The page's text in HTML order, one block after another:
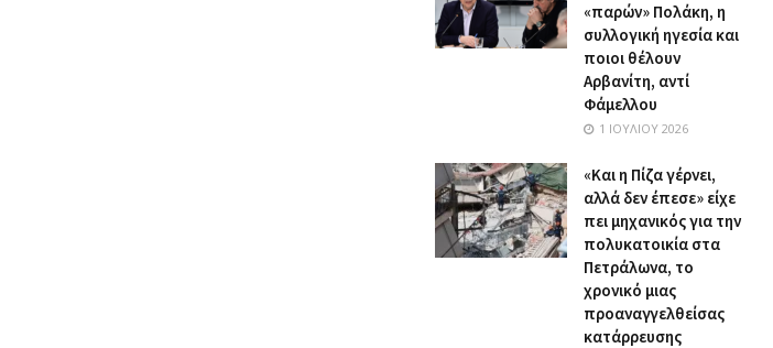
«παρών» Πολάκη, η
συλλογική ηγεσία και
ποιοι θέλουν
Αρβανίτη, αντί
Φάμελλου
1 ΙΟΥΛΊΟΥ 2026
«Και η Πίζα γέρνει,
αλλά δεν έπεσε» είχε
πει μηχανικός για την
πολυκατοικία στα
Πετράλωνα, το
χρονικό μιας
προαναγγελθείσας
κατάρρευσης